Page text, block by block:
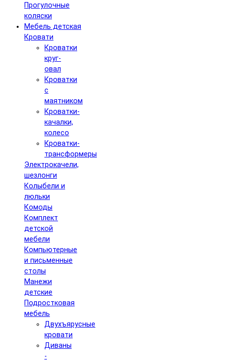
Прогулочные
коляски
Мебель детская
Кровати
Кроватки
круг-
овал
Кроватки
с
маятником
Кроватки-
качалки,
колесо
Кроватки-
трансформеры
Электрокачели,
шезлонги
Колыбели и
люльки
Комоды
Комплект
детской
мебели
Компьютерные
и письменные
столы
Манежи
детские
Подростковая
мебель
Двухъярусные
кровати
Диваны
-